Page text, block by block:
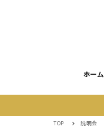
ホーム
TOP 説明会